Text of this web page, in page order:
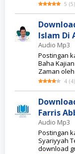
5 (5)
Islam Di
Audio Mp3
Postingan
Baha
Zaman oleh
4 (4)
Farris
Audio Mp3
Postingan
Syariyyah
download